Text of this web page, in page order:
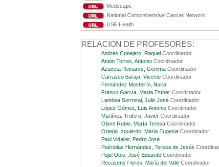
Medscape
National Comprehensive Cancer Network
USF Health
RELACION DE PROFESORES:
Andrés Conejero, Raquel Coordinador
Antón Torres, Antonio Coordinador
Azaceta Reinares, Gemma Coordinador
Carrasco Baraja, Vicente Coordinador
Fernández Mosteirín, Nuria
Franco García, María Esther Coordinador
Lambea Sorrosal, Julio José Coordinador
López Gómez, Luis Antonio Coordinador
Martínez Trufero, Javier Coordinador
Olave Rubio, María Teresa Coordinador
Ortega Izquierdo, María Eugenia Coordinador
Paúl Vidaller, Pedro José
Puértolas Hernández, Teresa de Jesús
Pujol Obis, José Eduardo Coordinador
Recasens Flores, María del Valle Coordinador